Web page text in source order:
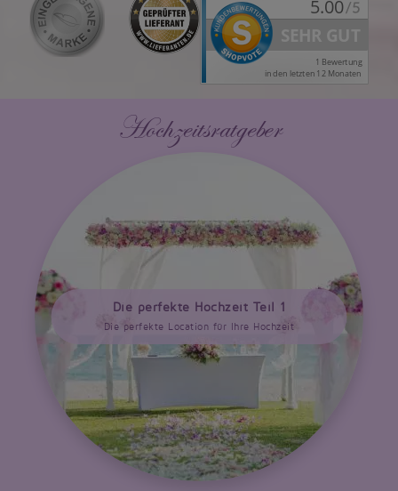
Hochzeitsratgeber
Die perfekte Hochzeit Teil 1
Die perfekte Location für Ihre Hochzeit